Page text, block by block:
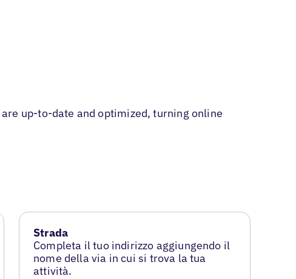
up-to-date and optimized, turning online
Strada
Completa il tuo indirizzo aggiungendo il
nome della via in cui si trova la tua
attività.